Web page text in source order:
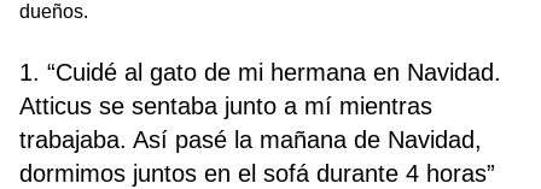
dueños.
1. “Cuidé al gato de mi hermana en Navidad.
Atticus se sentaba junto a mí mientras
trabajaba. Así pasé la mañana de Navidad,
dormimos juntos en el sofá durante 4 horas”